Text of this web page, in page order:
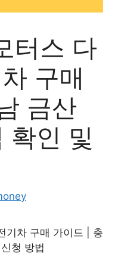
터스 다
구매
금산
확인 및
기차 구매 가이드 | 충
청 방법